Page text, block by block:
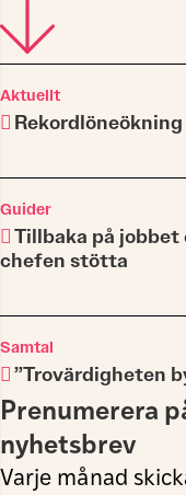
Aktuellt
Guider
Tillbaka på
chefen stötta
Samtal
”Trovärdigheten
Prenumerera
nyhetsbrev
Varje månad